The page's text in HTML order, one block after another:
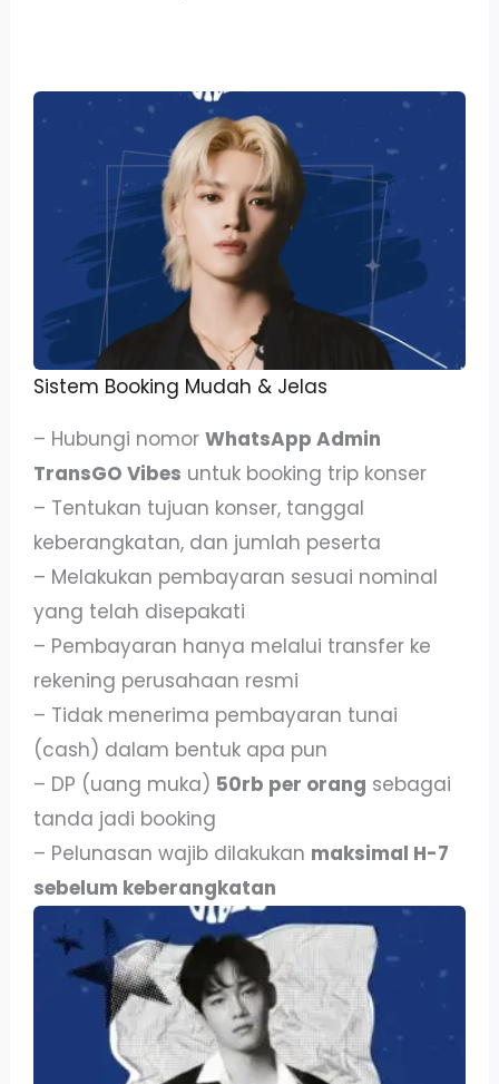
Sistem Booking Mudah & Jelas
– Hubungi nomorWhatsApp Admin
TransGO Vibes untuk booking trip konser
– Tentukan tujuan konser, tanggal
keberangkatan, dan jumlah peserta
– Melakukan pembayaran sesuai nominal
yang telah disepakati
– Pembayaran hanya melalui transfer ke
rekening perusahaan resmi
– Tidak menerima pembayaran tunai
(cash) dalam bentuk apa pun
– DP (uang muka) 50rb per orang sebagai
tanda jadi booking
– Pelunasan wajib dilakukan maksimal H-7
sebelum keberangkatan